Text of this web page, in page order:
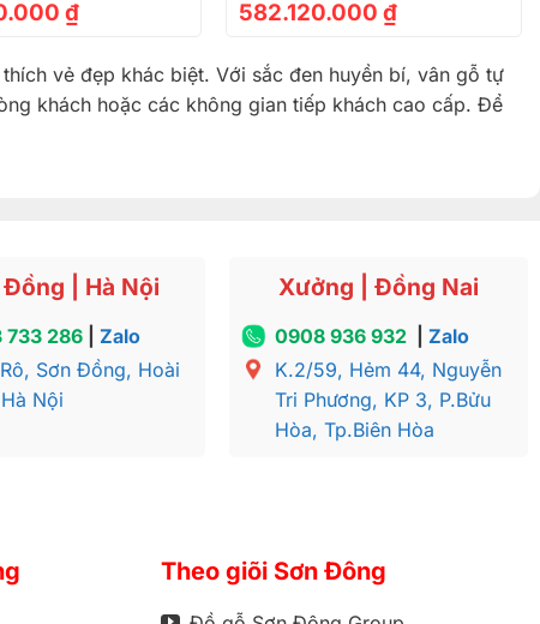
₫ 582.120.000 ₫
vẻ đẹp khác biệt. Với sắc đen huyền bí, vân gỗ tự
khách hoặc các không gian tiếp khách cao cấp. Để
Đồng | Hà Nội
733 286 |Zalo
Sơn Đồng, Hoài
Nội
Xưởng | Đồng Nai
0908 936 932
Zalo
K.2/59, Hẻm 44, Nguyễn
Tri Phương, KP 3, P.Bửu
Hòa, Tp.Biên Hòa
Theo giõi Sơn Đông